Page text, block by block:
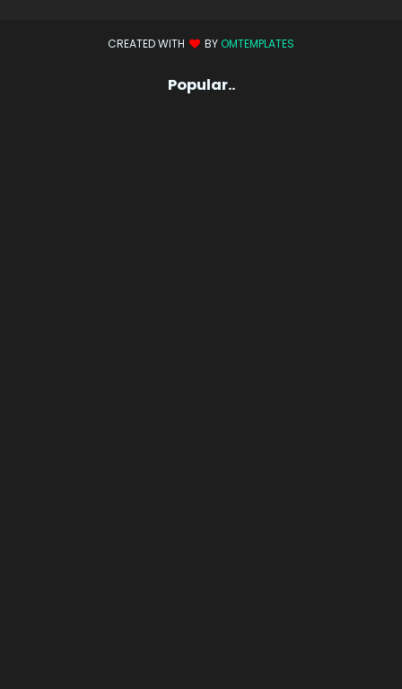
CREATED WITH BY OMTEMPLATES
Popular..